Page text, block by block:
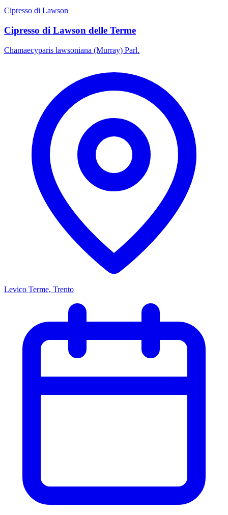
Cipresso di Lawson
Cipresso di Lawson delle Terme
Chamaecyparis lawsoniana (Murray) Parl.
Levico Terme, Trento